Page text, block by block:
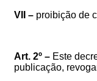
VII – proibição de
Art. 2º – Este
publicação,